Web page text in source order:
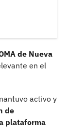
de Nueva
en el
activo y
de
plataforma